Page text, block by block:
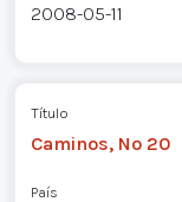
2008-05-11
Título
Caminos, Nº 20
País